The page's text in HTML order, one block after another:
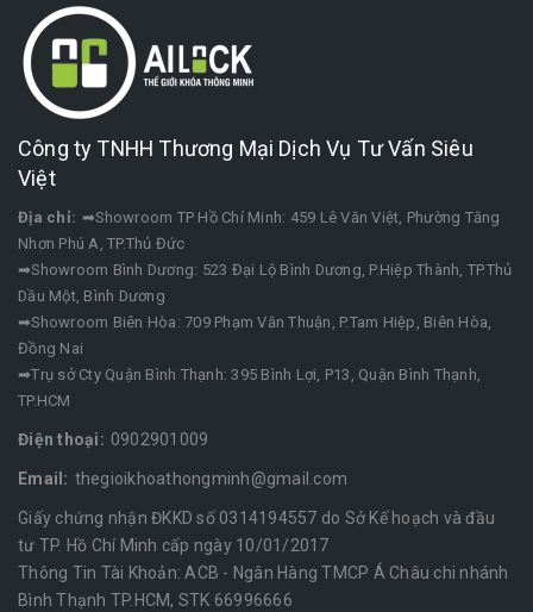
Công ty TNHH Thương Mại Dịch Vụ Tư Vấn Siêu
Việt
Địa chỉ: ➡Showroom TP Hồ Chí Minh: 459 Lê Văn Việt, Phường Tăng
Nhơn Phú A, TP.Thủ Đức
➡Showroom Bình Dương: 523 Đại Lộ Bình Dương, P.Hiệp Thành, TP.Thủ
Dầu Một, Bình Dương
➡Showroom Biên Hòa: 709 Phạm Văn Thuận, P.Tam Hiệp, Biên Hòa,
Đồng Nai
➡Trụ sở Cty Quận Bình Thạnh: 395 Bình Lợi, P13, Quận Bình Thạnh,
TP.HCM
Điện thoại: 0902901009
Email: thegioikhoathongminh@gmail.com
Giấy chứng nhận ĐKKD số 0314194557 do Sở Kế hoạch và đầu
tư TP. Hồ Chí Minh cấp ngày 10/01/2017
Thông Tin Tài Khoản: ACB - Ngân Hàng TMCP Á Châu chi nhánh
Bình Thạnh TP.HCM, STK 66996666